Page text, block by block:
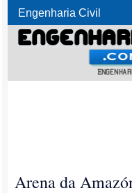
Engenharia Civil
Arena da